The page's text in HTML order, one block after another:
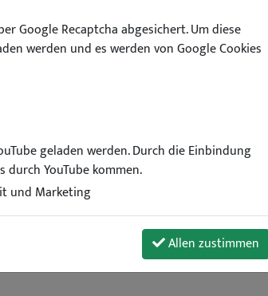
E36 Limo
Google Recaptcha abgesichert. Um diese
werden und es werden von Google Cookies
geladen werden. Durch die Einbindung
durch YouTube kommen.
und Marketing
Allen zustimmen